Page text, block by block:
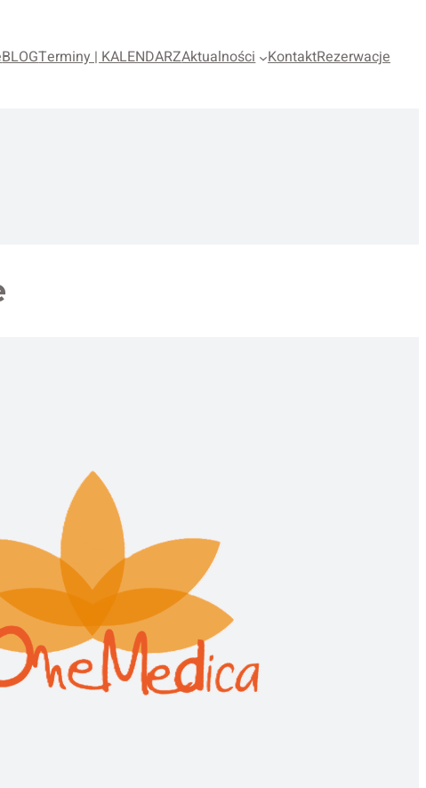
BLOGTerminy | KALENDARZAktualności KontaktRezerwacje